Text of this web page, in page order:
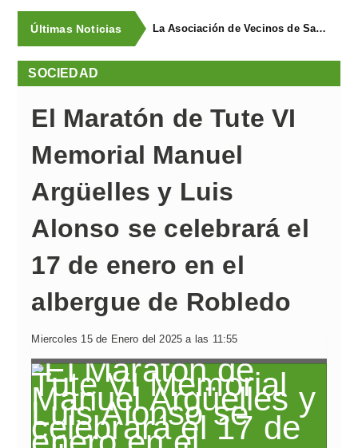
Últimas Noticias La Asociación de Vecinos de Santa Cruz descubrió los Covarones
SOCIEDAD
El Maratón de Tute VI
Memorial Manuel
Argüelles y Luis
Alonso se celebrará el
17 de enero en el
albergue de Robledo
Miercoles 15 de Enero del 2025 a las 11:55